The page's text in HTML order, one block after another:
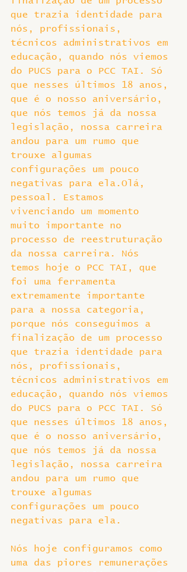
que trazia identidade para
nós, profissionais,
técnicos administrativos em
educação, quando nós viemos
do PUCS para o PCC TAI. Só
que nesses últimos 18 anos,
que é o nosso aniversário,
que nós temos já da nossa
legislação, nossa carreira
andou para um rumo que
trouxe algumas
configurações um pouco
negativas para ela.Olá,
pessoal. Estamos
vivenciando um momento
muito importante no
processo de reestruturação
da nossa carreira. Nós
temos hoje o PCC TAI, que
foi uma ferramenta
extremamente importante
para a nossa categoria,
porque nós conseguimos a
finalização de um processo
que trazia identidade para
nós, profissionais,
técnicos administrativos em
educação, quando nós viemos
do PUCS para o PCC TAI. Só
que nesses últimos 18 anos,
que é o nosso aniversário,
que nós temos já da nossa
legislação, nossa carreira
andou para um rumo que
trouxe algumas
configurações um pouco
negativas para ela.
Nós hoje configuramos como
uma das piores remunerações